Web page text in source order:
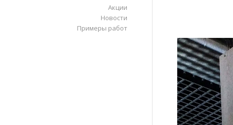
Акции
Новости
Примеры работ